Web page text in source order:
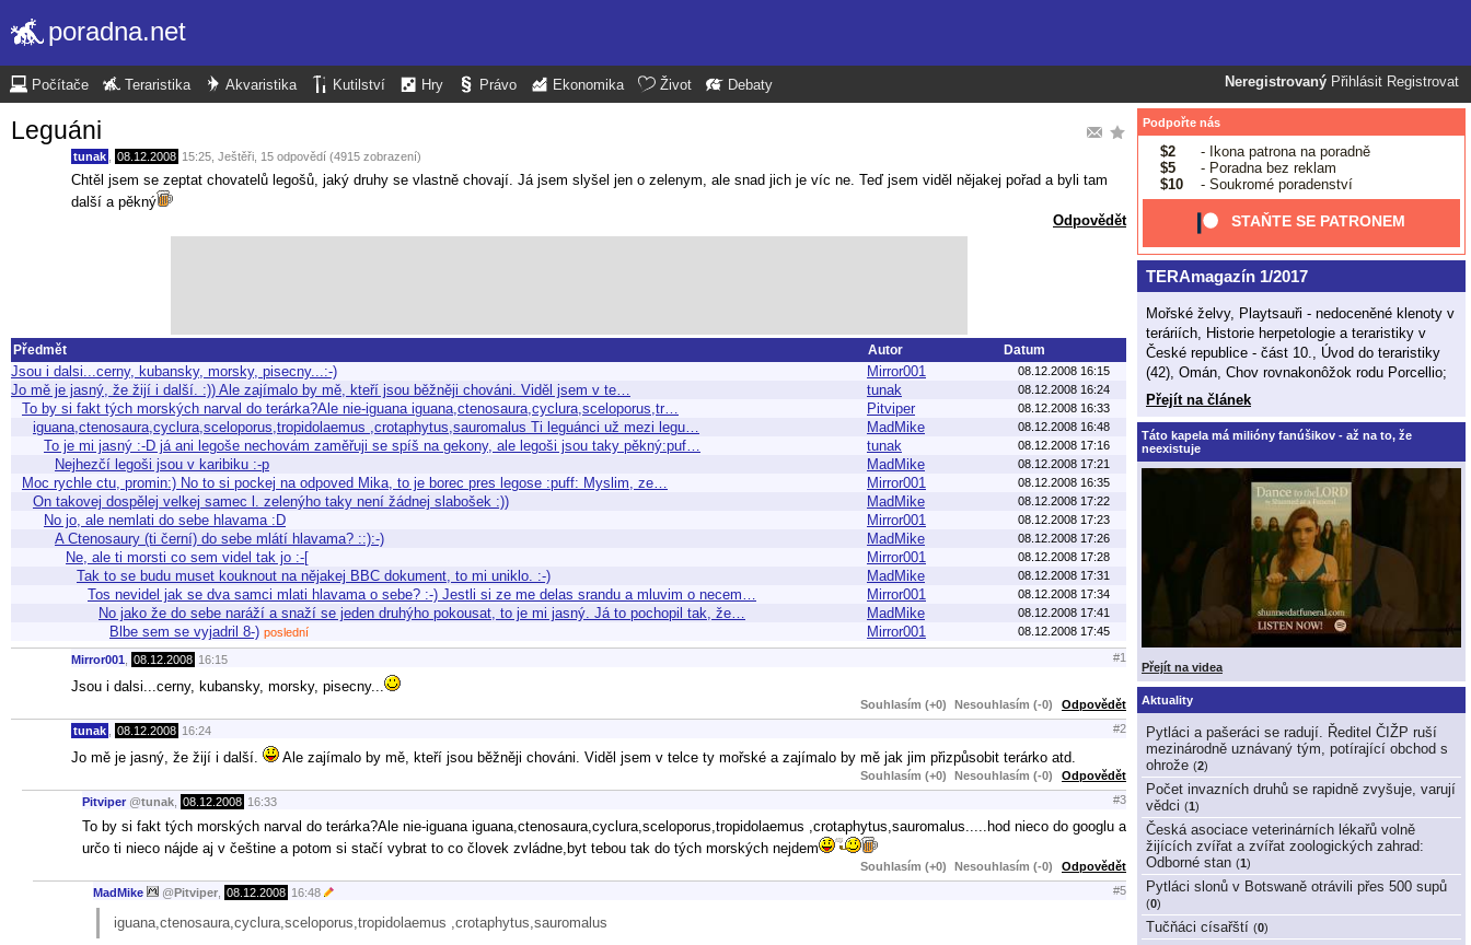
poradna.net
Neregistrovaný Přihlásit Registrovat
Počítače Teraristika Akvaristika Kutilství Hry Právo Ekonomika Život Debaty
Leguáni
tunak 08.12.2008 15:25 Ještěři , 15 odpovědí (4915 zobrazení)
Chtěl jsem se zeptat chovatelů legošů, jaký druhy se vlastně chovají. Já jsem slyšel jen o zelenym, ale snad jich je víc ne. Teď jsem viděl nějakej pořad a byli tam
další a pěkný
Odpovědět
Předmět Autor Datum
Jsou i dalsi...cerny, kubansky, morsky, pisecny...:-) Mirror001 08.12.2008 16:15
Jo mě je jasný, že žijí i další. :)) Ale zajímalo by mě, kteří jsou běžněji chováni. Viděl jsem v te… tunak 08.12.2008 16:24
To by si fakt tých morských narval do terárka?Ale nie-iguana iguana,ctenosaura,cyclura,sceloporus,tr… Pitviper 08.12.2008 16:33
iguana,ctenosaura,cyclura,sceloporus,tropidolaemus ,crotaphytus,sauromalus Ti leguánci už mezi legu… MadMike 08.12.2008 16:48
To je mi jasný :-D já ani legoše nechovám zaměřuji se spíš na gekony, ale legoši jsou taky pěkný:puf… tunak 08.12.2008 17:16
Nejhezčí legoši jsou v karibiku :-p MadMike 08.12.2008 17:21
Moc rychle ctu, promin:) No to si pockej na odpoved Mika, to je borec pres legose :puff: Myslim, ze… Mirror001 08.12.2008 16:35
On takovej dospělej velkej samec l. zelenýho taky není žádnej slabošek :)) MadMike 08.12.2008 17:22
No jo, ale nemlati do sebe hlavama :D Mirror001 08.12.2008 17:23
A Ctenosaury (ti černí) do sebe mlátí hlavama? ::):-) MadMike 08.12.2008 17:26
Ne, ale ti morsti co sem videl tak jo :-[ Mirror001 08.12.2008 17:28
Tak to se budu muset kouknout na nějakej BBC dokument, to mi uniklo. :-) MadMike 08.12.2008 17:31
Tos nevidel jak se dva samci mlati hlavama o sebe? :-) Jestli si ze me delas srandu a mluvim o necem… Mirror001 08.12.2008 17:34
No jako že do sebe naráží a snaží se jeden druhýho pokousat, to je mi jasný. Já to pochopil tak, že… MadMike 08.12.2008 17:41
Blbe sem se vyjadril 8-) poslední Mirror001 08.12.2008 17:45
Mirror001 08.12.2008 16:15 #1
Jsou i dalsi...cerny, kubansky, morsky, pisecny...
Souhlasím (+0) Nesouhlasím (-0) Odpovědět
tunak 08.12.2008 16:24 #2
Jo mě je jasný, že žijí i další. Ale zajímalo by mě, kteří jsou běžněji chováni. Viděl jsem v telce ty mořské a zajímalo by mě jak jim přizpůsobit terárko atd.
Souhlasím (+0) Nesouhlasím (-0) Odpovědět
Pitviper @tunak 08.12.2008 16:33 #3
To by si fakt tých morských narval do terárka?Ale nie-iguana iguana,ctenosaura,cyclura,sceloporus,tropidolaemus ,crotaphytus,sauromalus.....hod nieco do googlu a
určo ti nieco nájde aj v češtine a potom si stačí vybrat to co človek zvládne,byt tebou tak do tých morských nejdem
Souhlasím (+0) Nesouhlasím (-0) Odpovědět
MadMike @Pitviper 08.12.2008 16:48 #5
iguana,ctenosaura,cyclura,sceloporus,tropidolaemus ,crotaphytus,sauromalus
Podpořte nás
$2
- Ikona patrona na poradně
$5
- Poradna bez reklam
$10
- Soukromé poradenství
STAŇTE SE PATRONEM
TERAmagazín 1/2017
Mořské želvy, Playtsauři - nedoceněné klenoty v
teráriích, Historie herpetologie a teraristiky v
České republice - část 10., Úvod do teraristiky
(42), Omán, Chov rovnakonôžok rodu Porcellio;
Přejít na článek
Táto kapela má milióny fanúšikov - až na to, že
neexistuje
Přejít na videa
Aktuality
Pytláci a pašeráci se radují. Ředitel ČIŽP ruší
mezinárodně uznávaný tým, potírající obchod s
ohrože (2)
Počet invazních druhů se rapidně zvyšuje, varují
vědci (1)
Česká asociace veterinárních lékařů volně
žijících zvířat a zvířat zoologických zahrad:
Odborné stan (1)
Pytláci slonů v Botswaně otrávili přes 500 supů
(0)
Tučňáci císařští (0)